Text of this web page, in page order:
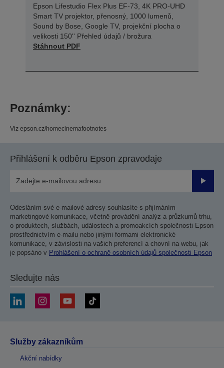
Epson Lifestudio Flex Plus EF-73, 4K PRO-UHD
Smart TV projektor, přenosný, 1000 lumenů,
Sound by Bose, Google TV, projekční plocha o
velikosti 150'' Přehled údajů / brožura
Stáhnout PDF
Poznámky:
Viz epson.cz/homecinemafootnotes
Přihlášení k odběru Epson zpravodaje
Odesláním své e-mailové adresy souhlasíte s přijímáním
marketingové komunikace, včetně provádění analýz a průzkumů trhu,
o produktech, službách, událostech a promoakcích společnosti Epson
prostřednictvím e-mailu nebo jinými formami elektronické
komunikace, v závislosti na vašich preferencí a chovní na webu, jak
je popsáno v Prohlášení o ochraně osobních údajů společnosti Epson
Sledujte nás
Služby zákazníkům
Akční nabídky